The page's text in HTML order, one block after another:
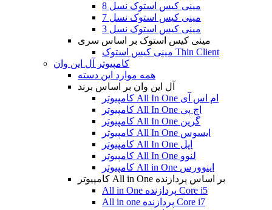
مینی کیس استوک نسل 8
مینی کیس استوک نسل 7
مینی کیس استوک نسل 3
مینی کیس استوک بر اساس سری
مینی کیس استوک Thin Client
کامپیوتر آل این وان
همه موارد این دسته
آل این وان بر اساس برند
کامپیوتر All In One ام اس آی
کامپیوتر All In One اچ پی
کامپیوتر All In One گرین
کامپیوتر All In One ایسوس
کامپیوتر All In One اپل
کامپیوتر All In One لنوو
کامپیوتر All in One اینوورس
کامپیوتر All in One بر اساس پردازنده
All in One پردازنده Core i5
All in one پردازنده Core i7